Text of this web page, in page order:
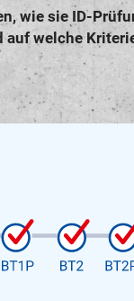
wie sie ID-
welche